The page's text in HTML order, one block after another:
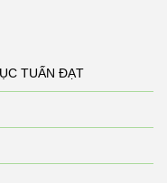
TUẤN ĐẠT